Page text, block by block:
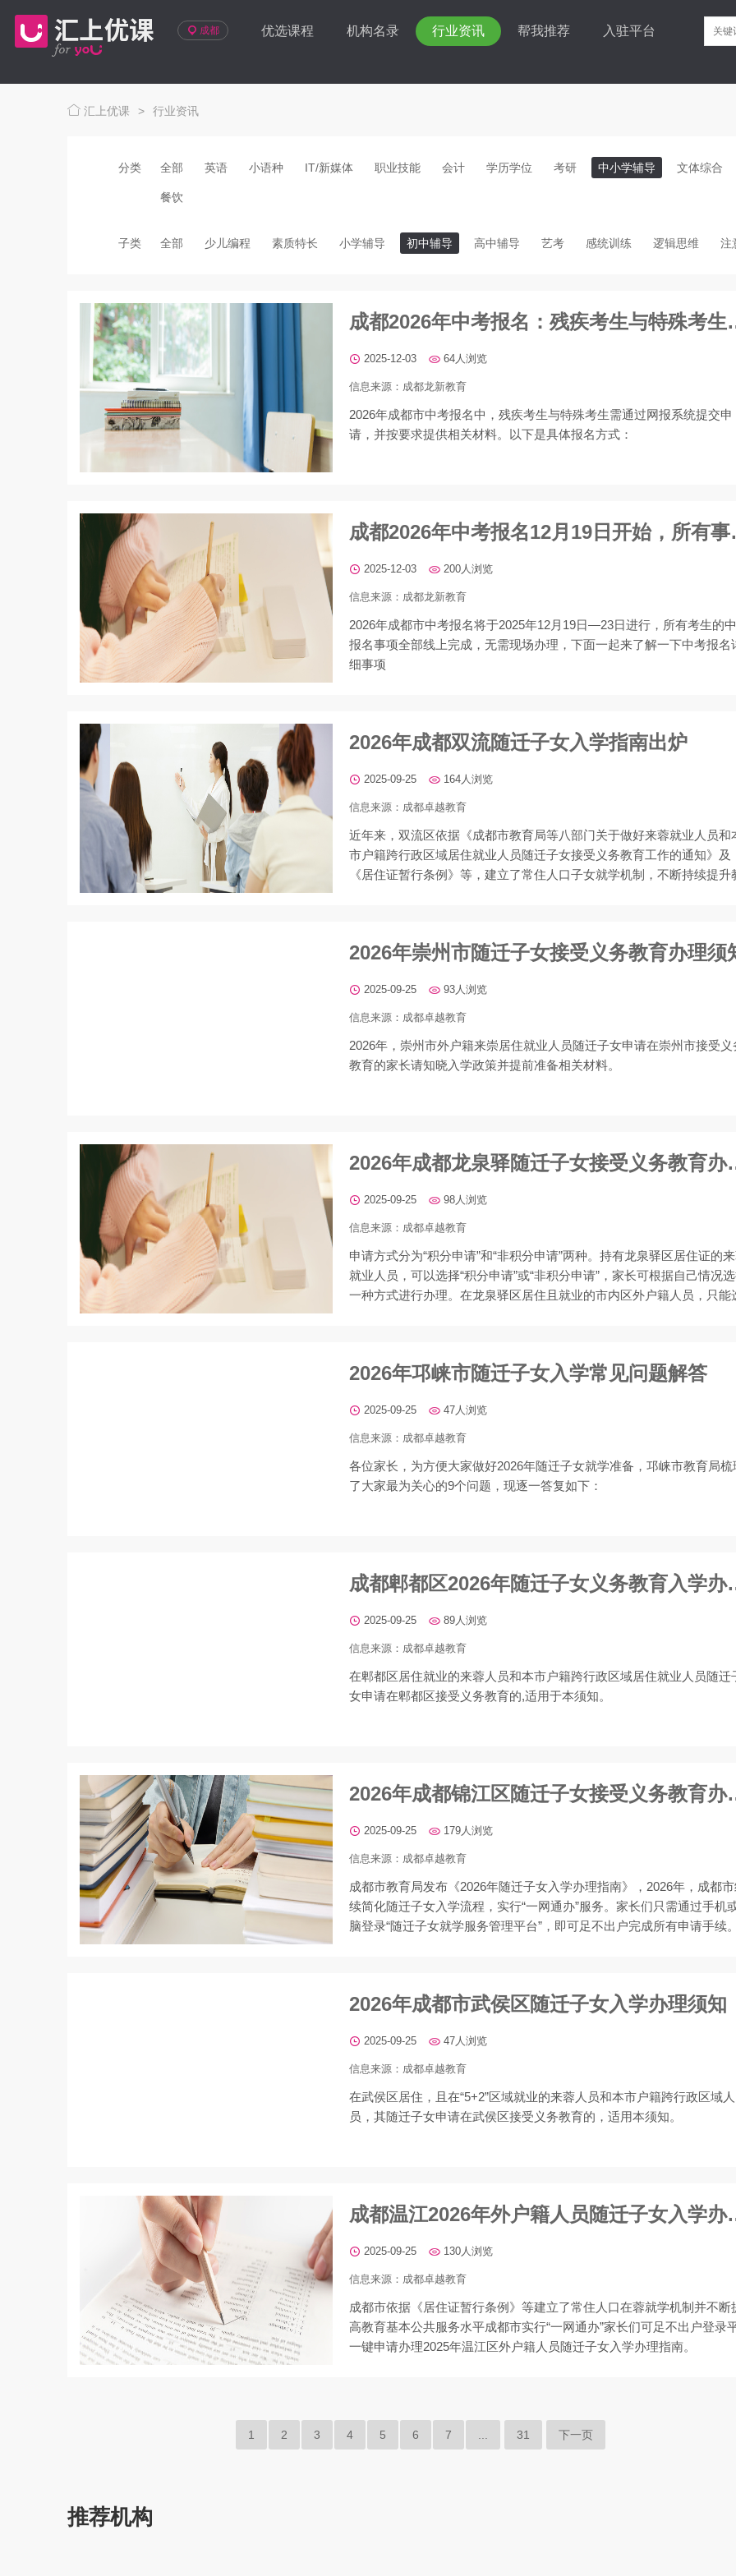
成都 优选课程 机构名录 行业资讯 帮我推荐 入驻平台
汇上优课 > 行业资讯
分类 全部 英语 小语种 IT/新媒体 职业技能 会计 学历学位 考研 中小学辅导 文体综合
餐饮
子类 全部 少儿编程 素质特长 小学辅导 初中辅导 高中辅导 艺考 感统训练 逻辑思维 注
成都2026年
2025-12-03 64人浏览
信息来源： 成都龙新教育
‌2026年成都市中考报名中，残疾考生与特殊考生需通过网报系统提交申
请，并按要求提供相关材料‌。以下是具体报名方式：
成都
2025-12-03 200人浏览
信息来源： 成都龙新教育
2026年成都市中考报名将于2025年12月19日—23日进行，所有考生的
报名事项全部线上完成，无需现场办理，下面一起来了解一下中考报名
细事项
2026年成都双流随迁子女入学指南出炉
2025-09-25 164人浏览
信息来源： 成都卓越教育
近年来，双流区依据《成都市教育局等八部门关于做好来蓉就业人员和
市户籍跨行政区域居住就业人员随迁子女接受义务教育工作的通知》及
《居住证暂行条例》等，建立了常住人口子女就学机制，不断持续提升
2026年崇州市随迁子女接受义务教育办理须
2025-09-25 93人浏览
信息来源： 成都卓越教育
2026年，崇州市外户籍来崇居住就业人员随迁子女申请在崇州市接受义
教育的家长请知晓入学政策并提前准备相关材料。
2026年成都龙
2025-09-25 98人浏览
信息来源： 成都卓越教育
申请方式分为“积分申请”和“非积分申请”两种。持有龙泉驿区居住证的
就业人员，可以选择“积分申请”或“非积分申请”，家长可根据自己情况
一种方式进行办理。在龙泉驿区居住且就业的市内区外户籍人员，只能
2026年邛崃市随迁子女入学常见问题解答
2025-09-25 47人浏览
信息来源： 成都卓越教育
各位家长，为方便大家做好2026年随迁子女就学准备，邛崃市教育局梳
了大家最为关心的9个问题，现逐一答复如下：
成都郫都区
2025-09-25 89人浏览
信息来源： 成都卓越教育
在郫都区居住就业的来蓉人员和本市户籍跨行政区域居住就业人员随迁
女申请在郫都区接受义务教育的,适用于本须知。
2026年成都锦
2025-09-25 179人浏览
信息来源： 成都卓越教育
成都市教育局发布《2026年随迁子女入学办理指南》，2026年，成都
续简化随迁子女入学流程，实行“一网通办”服务。家长们只需通过手机
脑登录“随迁子女就学服务管理平台”，即可足不出户完成所有申请手续。
2026年成都市武侯区随迁子女入学办理须知
2025-09-25 47人浏览
信息来源： 成都卓越教育
在武侯区居住，且在“5+2”区域就业的来蓉人员和本市户籍跨行政区域人
员，其随迁子女申请在武侯区接受义务教育的，适用本须知。
成都温江2026
2025-09-25 130人浏览
信息来源： 成都卓越教育
成都市依据《居住证暂行条例》等建立了常住人口在蓉就学机制并不断
高教育基本公共服务水平成都市实行“一网通办”家长们可足不出户登录
一键申请办理2025年温江区外户籍人员随迁子女入学办理指南。
1 2 3 4 5 6 7 31 下一页
推荐机构